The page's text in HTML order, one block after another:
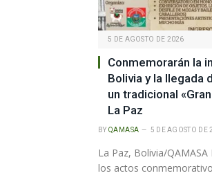
5 DE AGOSTO DE 2026
Conmemorarán la
Bolivia y la llegada
un tradicional
La Paz
BY QAMASA 5 DE AGOSTO DE
La Paz, Bolivia/
los actos